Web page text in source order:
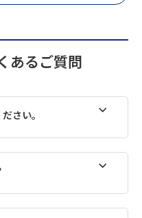
あるご質問
さい。